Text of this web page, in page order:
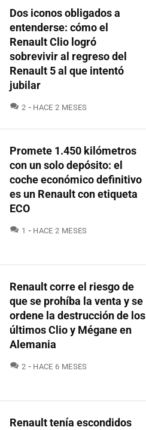
Dos iconos obligados a
entenderse: cómo el
Renault Clio logró
sobrevivir al regreso del
Renault 5 al que intentó
jubilar
2 COMENTARIOS
HACE 2 MESES
Promete 1.450 kilómetros
con un solo depósito: el
coche económico definitivo
es un Renault con etiqueta
ECO
1 COMENTARIOS
HACE 2 MESES
Renault corre el riesgo de
que se prohíba la venta y se
ordene la destrucción de los
últimos Clio y Mégane en
Alemania
2 COMENTARIOS
HACE 6 MESES
Renault tenía escondidos